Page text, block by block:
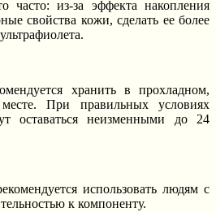
часто: из-за эффекта накопления
свойства кожи, сделать ее более
хранить в прохладном,
При правильных условиях
оставаться неизменными до 24
использовать людям с
к компоненту.